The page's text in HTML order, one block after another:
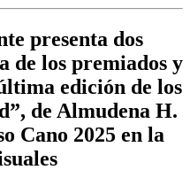
presenta dos
de los premiados y
edición de los
de Almudena H.
Cano 2025 en la